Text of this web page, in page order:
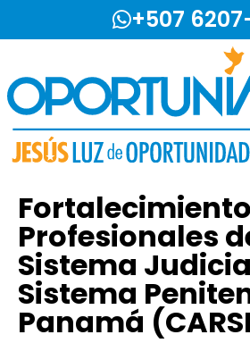
+507
Fundación Jesús Luz de
Profesionales
Sistema
Sistema
Panamá